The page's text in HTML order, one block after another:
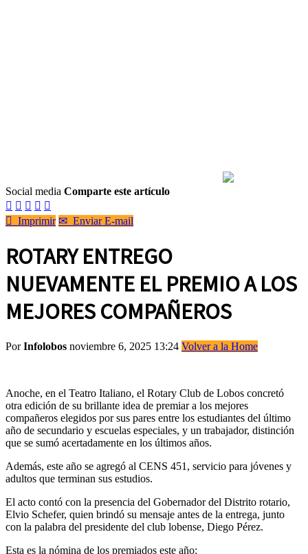
Social media Comparte este artículo
    
 Imprimir ✉ Enviar E-mail
ROTARY ENTREGO
NUEVAMENTE EL PREMIO A LOS
MEJORES COMPAÑEROS
PorInfolobos noviembre 6, 2025 13:24 Volver a la Home
Anoche, en el Teatro Italiano, el Rotary Club de Lobos concretó
otra edición de su brillante idea de premiar a los mejores
compañeros elegidos por sus pares entre los estudiantes del último
año de secundario y escuelas especiales, y un trabajador, distinción
que se sumó acertadamente en los últimos años.
Además, este año se agregó al CENS 451, servicio para jóvenes y
adultos que terminan sus estudios.
El acto contó con la presencia del Gobernador del Distrito rotario,
Elvio Schefer, quien brindó su mensaje antes de la entrega, junto
con la palabra del presidente del club lobense, Diego Pérez.
Esta es la nómina de los premiados este año: